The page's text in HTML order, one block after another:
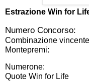
Estrazione Win for
Numero Concorso:
Combinazione
Montepremi:
Numerone:
Quote Win for Life